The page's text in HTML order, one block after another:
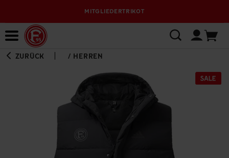
MITGLIEDERTRIKOT
ZURÜCK / HERREN